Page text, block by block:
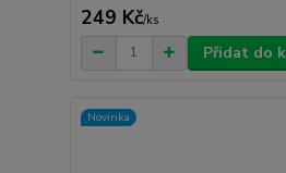
249 Kč/ks
Přidat do
Novinka